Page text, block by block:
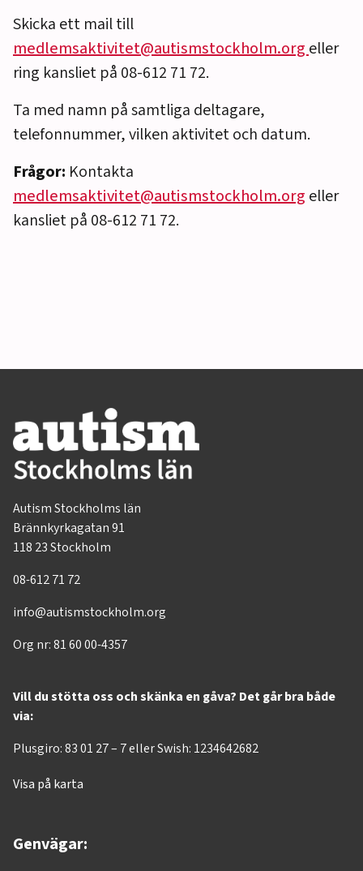
Skicka ett mail till
medlemsaktivitet@autismstockholm.orgeller
ring kansliet på 08-612 71 72.
Ta med namn på samtliga deltagare,
telefonnummer, vilken aktivitet och datum.
Frågor: Kontakta
medlemsaktivitet@autismstockholm.org eller
kansliet på 08-612 71 72.
Autism Stockholms län
Brännkyrkagatan 91
118 23 Stockholm
08-612 71 72
info@autismstockholm.org
Org nr: 81 60 00-4357
Vill du stötta oss och skänka en gåva? Det går bra både
via:
Plusgiro: 83 01 27 – 7 eller Swish: 1234642682
Visa på karta
Genvägar: